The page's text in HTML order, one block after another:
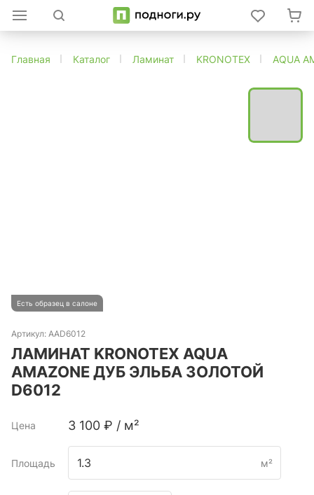
Главная Каталог Ламинат KRONOTEX AQUA
Есть образец в салоне
Артикул: AAD6012
ЛАМИНАТ KRONOTEX AQUA
AMAZONE ДУБ ЭЛЬБА ЗОЛОТОЙ
D6012
Цена 3 100 ₽ / м²
Площадь м²